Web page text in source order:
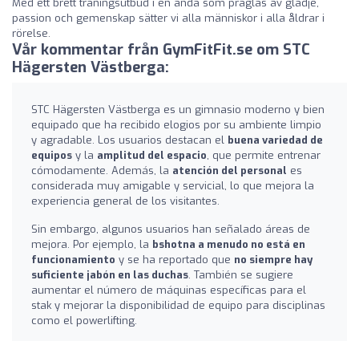
Med ett brett träningsutbud i en anda som präglas av glädje,
passion och gemenskap sätter vi alla människor i alla åldrar i
rörelse.
Vår kommentar från GymFitFit.se om STC
Hägersten Västberga:
STC Hägersten Västberga es un gimnasio moderno y bien
equipado que ha recibido elogios por su ambiente limpio
y agradable. Los usuarios destacan el buena variedad de
equipos y la amplitud del espacio, que permite entrenar
cómodamente. Además, la atención del personal es
considerada muy amigable y servicial, lo que mejora la
experiencia general de los visitantes.
Sin embargo, algunos usuarios han señalado áreas de
mejora. Por ejemplo, la bshotna a menudo no está en
funcionamiento y se ha reportado que no siempre hay
suficiente jabón en las duchas. También se sugiere
aumentar el número de máquinas específicas para el
stak y mejorar la disponibilidad de equipo para disciplinas
como el powerlifting.